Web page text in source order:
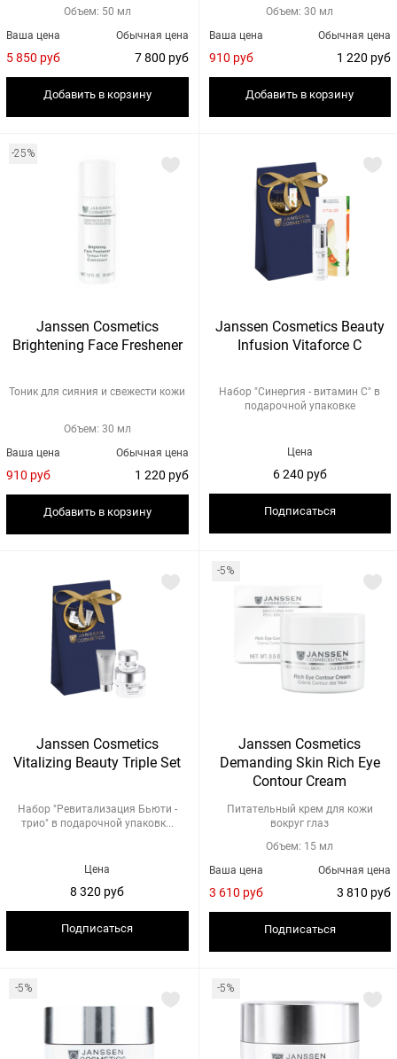
Объем: 50 мл
Обычная цена
7 800 руб
Ваша цена
5 850 руб
Добавить в корзину
Объем: 30 мл
Обычная цена
1 220 руб
Ваша цена
910 руб
Добавить в корзину
-25%
Janssen Cosmetics
Brightening Face Freshener
Тоник для сияния и свежести кожи
Объем: 30 мл
Обычная цена
1 220 руб
Ваша цена
910 руб
Добавить в корзину
Janssen Cosmetics Beauty
Infusion Vitaforce C
Набор "Синергия - витамин С" в
подарочной упаковке
Цена
6 240 руб
Подписаться
Janssen Cosmetics
Vitalizing Beauty Triple Set
Набор "Ревитализация Бьюти -
трио" в подарочной упаковк...
Цена
8 320 руб
Подписаться
-5%
Janssen Cosmetics
Demanding Skin Rich Eye
Contour Cream
Питательный крем для кожи
вокруг глаз
Объем: 15 мл
Обычная цена
3 810 руб
Ваша цена
3 610 руб
Подписаться
-5% -5%